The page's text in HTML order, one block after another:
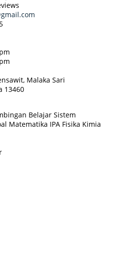
Malaka Sari
13460
Belajar Sistem
Matematika IPA Fisika Kimia